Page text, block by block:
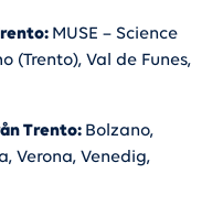
MUSE – Science
(Trento), Val de Funes,
Trento: Bolzano,
Verona, Venedig,